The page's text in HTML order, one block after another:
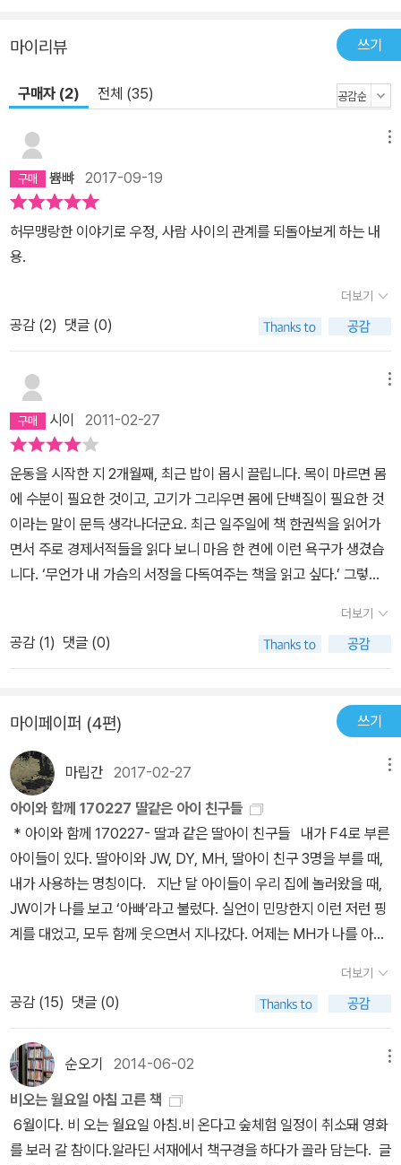
마이리뷰 쓰기
구매자 (2) 전체 (35)
쁌뺘 2017-09-19
허무맹랑한 이야기로 우정, 사람 사이의 관계를 되돌아보게 하는 내
용.
더보기
공감 (2) 댓글 (0)
시이 2011-02-27
운동을 시작한 지 2개월째, 최근 밥이 몹시 끌립니다. 목이 마르면 몸
에 수분이 필요한 것이고, 고기가 그리우면 몸에 단백질이 필요한 것
이라는 말이 문득 생각나더군요. 최근 일주일에 책 한권씩을 읽어가
면서 주로 경제서적들을 읽다 보니 마음 한 켠에 이런 욕구가 생겼습
니다. ‘무언가 내 가슴의 서정을 다독여주는 책을 읽고 싶다.’ 그렇게
의 작품을 처음 접한 건 몇 년 전입니다. <꾸뻬 씨의 행복 여행>이라
는 책이었고, 친구가 이 책을 선물해주었습니다. 책은 읽는 동안 내내,
그리고 읽고 나서도 한참 동안 저를 행복하게 만들어주었습니다. 온
풋이 남아 있습니다. 이번에 또다시 꾸뻬 씨의 이야기를 읽으면서 그
촉감을 다시 느끼게 됐습니다. 이 작가의 문체를 읽어가다 보면 이런
생각이 듭니다. 많은 형상의 생각과 감정들을 따스한 손으로 오랫동
안 어루만지다보니, 그 생각과 감정들이 은근한 온기를 가진 둥글둥
글한 덩어리가 된 것 같다는.책의 줄거리는 꾸뻬 씨가 위험한 곳으로
떠난 친구를 찾아 나서면서 겪게 되는 이야기입니다. 꾸뻬는 여러 나
라의 여러 친구들을 다시금 만나면서 우정에 대해서 생각합니다. 그
는 생각이 정리되면 꼭 메모를 하곤 하는데, 그가 친구에 대해서 정리
한 생각들을 따로 모아 놓고 보면, 참으로 당연한 말들 뿐입니다. 이를
내가 행복할 때 함께 기뻐하는 사람이다.”그런데 이런 당연한 말들이
꾸뻬 씨의 여행 안에서, 구체적인 상황을 배경으로 놓이게 되면 대단
히 의미심장한 말들이 되곤 합니다. 친숙한 명언이 기억 속에서가 아
니라 가슴 속에서 불려나올 때의 그런 느낌이 들지요.우리 사회는 사
람들을 너무 경제적 인간으로 몰아붙입니다. 별 생각없이 지내다보면
늘, 정서적인 영양분이 결핍된 상태가 되고 말거든요. 문득 자신의 서
정을 다독일 필요가 있겠다고 느껴지시는 분들은 이 책을 읽어보시기
바랍니다. 이 책의 미덕은 무엇보다 잘 읽힌다는 점입니다. 내가 굳은
더보기
공감 (1) 댓글 (0)
마이페이퍼 (4편) 쓰기
마립간 2017-02-27
아이와 함께 170227 딸같은 아이 친구들
* 아이와 함께 170227- 딸과 같은 딸아이 친구들 내가 F4로 부른
아이들이 있다. 딸아이와 JW, DY, MH, 딸아이 친구 3명을 부를 때,
내가 사용하는 명칭이다. 지난 달 아이들이 우리 집에 놀러왔을 때,
JW이가 나를 보고 ‘아빠’라고 불렀다. 실언이 민망한지 이런 저런 핑
계를 대었고, 모두 함께 웃으면서 지나갔다. 어제는 MH가 나를 아빠
는 실언을 듣고 기분이 좋았다. 오히려 실언이라는 것이 무의식을 반
영한 것이 아닌가. 어제 F4와 함께 자전거를 탔다. 왕복 10km 거리
를 움직이면서, 시간이 나는 대로 갈등 상황이 발생한다. 어른 남자가
보기에는 갈등 상황이 일어난다는 것 자체가 신기하다. 나는 갈등 조
정에 거의 참여하지 않고, 우는 아이 달래는 것이 내 몫. (링크도서는
안 읽은 책)
더보기
공감 (15) 댓글 (0)
순오기 2014-06-02
비오는 월요일 아침 고른 책
6월이다. 비 오는 월요일 아침.비 온다고 숲체험 일정이 취소돼 영화
를 보러 갈 참이다.알라딘 서재에서 책구경을 하다가 골라 담는다. 글